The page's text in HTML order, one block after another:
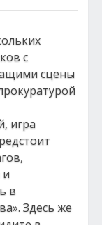
с
сцены
игра
и
в
Здесь же